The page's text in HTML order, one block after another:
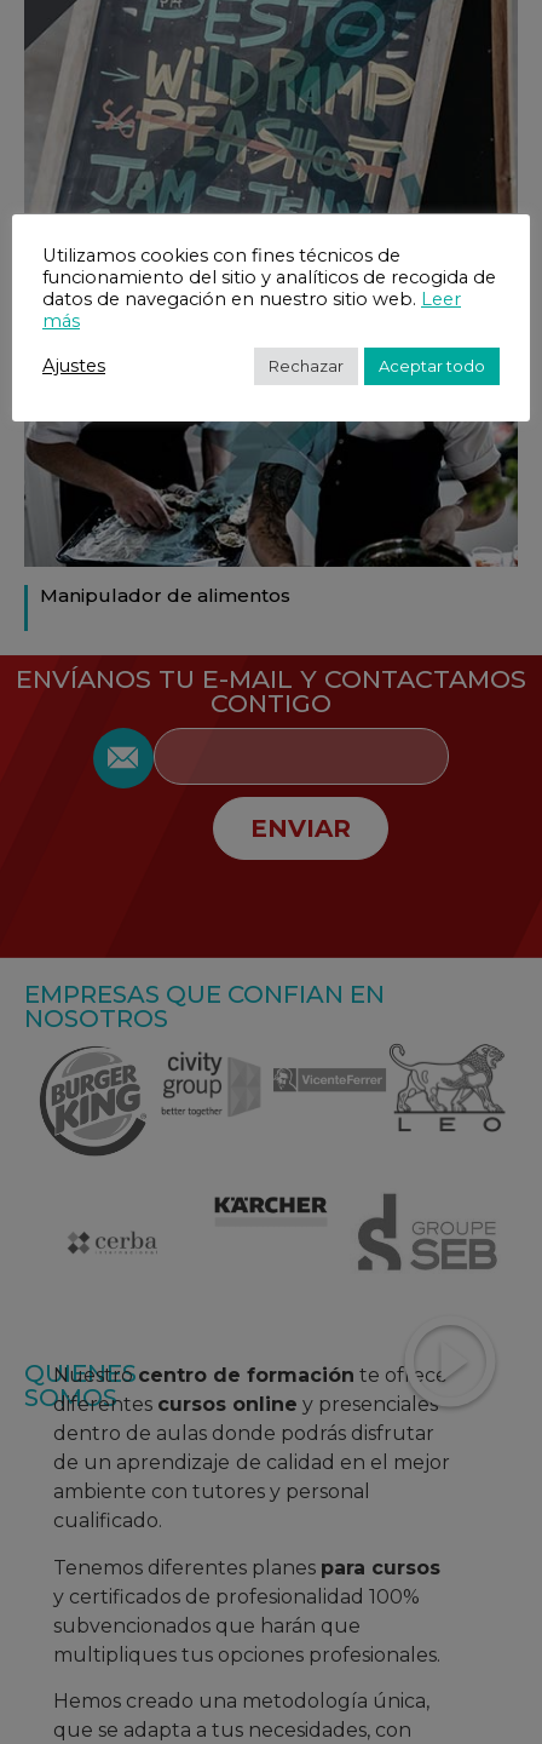
Manipulador de alimentos
ENVÍANOS TU E-MAIL Y CONTACTAMOS
CONTIGO
ENVIAR
EMPRESAS QUE CONFIAN EN
NOSOTROS
QUIENES
SOMOS
Nuestrocentro de formación te ofrece
diferentes cursos online y presenciales
dentro de aulas donde podrás disfrutar
de un aprendizaje de calidad en el mejor
ambiente con tutores y personal
cualificado.
Tenemos diferentes planes para cursos
y certificados de profesionalidad 100%
subvencionados que harán que
multipliques tus opciones profesionales.
Hemos creado una metodología única,
que se adapta a tus necesidades, con
Utilizamos cookies con fines técnicos de
funcionamiento del sitio y analíticos de recogida de
datos de navegación en nuestro sitio web. Leer
más
Ajustes Rechazar Aceptar todo